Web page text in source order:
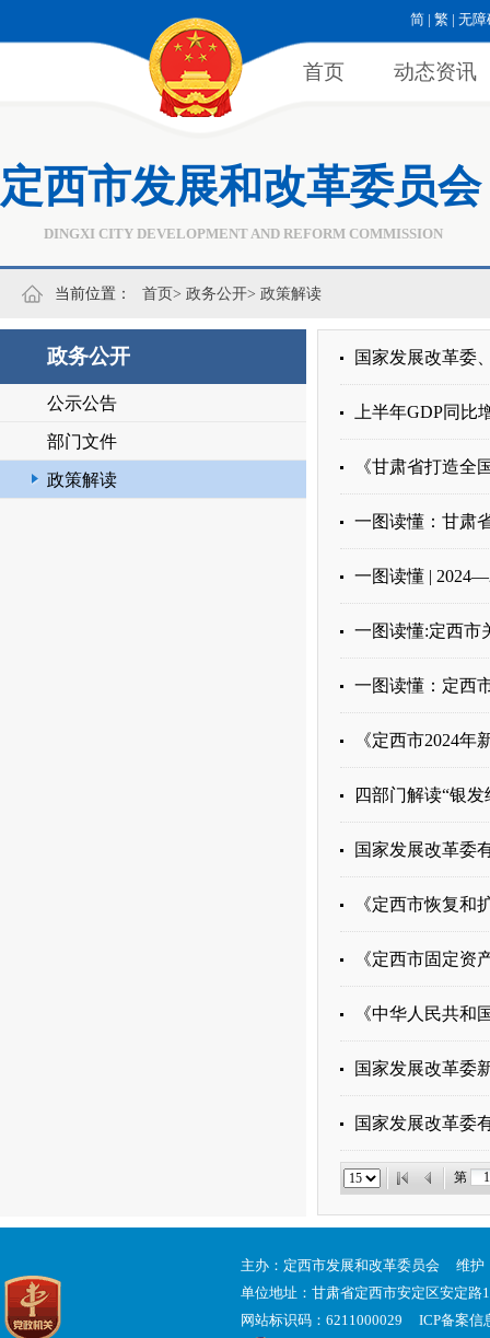
简 | 繁 | 无障
首页 动态资讯
定西市发展和改革委员会
DINGXI CITY DEVELOPMENT AND REFORM COMMISSION
当前位置： 首页> 政务公开> 政策解读
政务公开
公示公告
部门文件
政策解读
国家发展改革委
上半年GDP同
《甘肃省打造全
一图读懂：甘肃
一图读懂 |
一图读懂:定西市
一图读懂：定西
《定西市2024
四部门解读“银
国家发展改革委
《定西市恢复和
《定西市固定资
《中华人民共和
国家发展改革委
国家发展改革委
第
主办：定西市发展和改革委员会 维护
单位地址：甘肃省定西市安定区安定路
网站标识码：6211000029 ICP备案信